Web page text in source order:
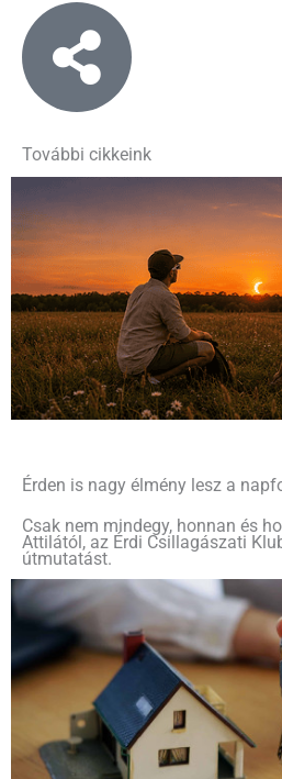
További cikkeink
Érden is nagy élmény lesz a
Csak nem mindegy, honnan és
Attilától, az Érdi Csillagászati
útmutatást.